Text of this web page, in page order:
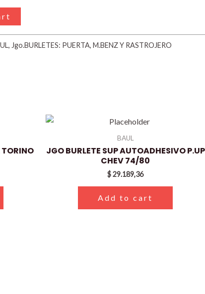
, Jgo.BURLETES: PUERTA, M.BENZ Y RASTROJERO
TORINO
BAUL
JGO BURLETE SUP AUTOADHESIVO P.UP
CHEV 74/80
$29.189,36
Add to cart